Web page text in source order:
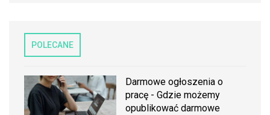
POLECANE
Darmowe ogłoszenia o
pracę - Gdzie możemy
opublikować darmowe